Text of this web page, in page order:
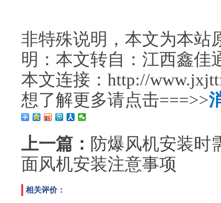
非特殊说明，本文为本站
明：本文转自：江西鑫佳
本文连接：http://
想了解更多请点击===>>
上一篇： 防爆风机安装时
面风机安装注意事项
相关评价：